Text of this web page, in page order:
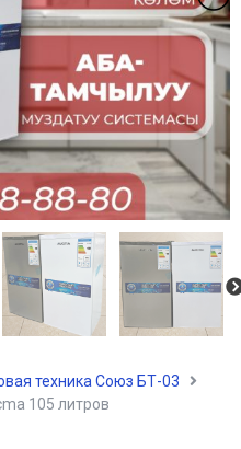
техника Союз БТ-03
105 литров